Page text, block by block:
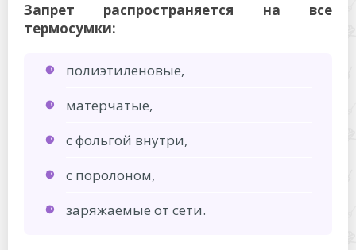
Запрет распространяется на все
термосумки:
полиэтиленовые,
матерчатые,
с фольгой внутри,
с поролоном,
заряжаемые от сети.